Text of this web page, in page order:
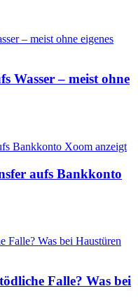
Wasser – meist ohne
aufs Bankkonto
Falle? Was bei